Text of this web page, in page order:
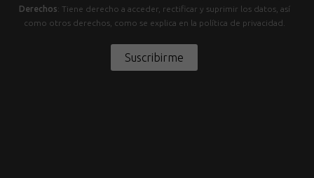
Derechos: Tiene derecho a acceder, rectificar y suprimir los datos, así
como otros derechos, como se explica en la política de privacidad.
Suscribirme